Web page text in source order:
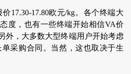
17.30-17.80欧元/kg。各个终端大
度，也有一些终端开始相信VA价
外，大多数大型终端用户开始考虑
采购合同。当然，这也取决于生